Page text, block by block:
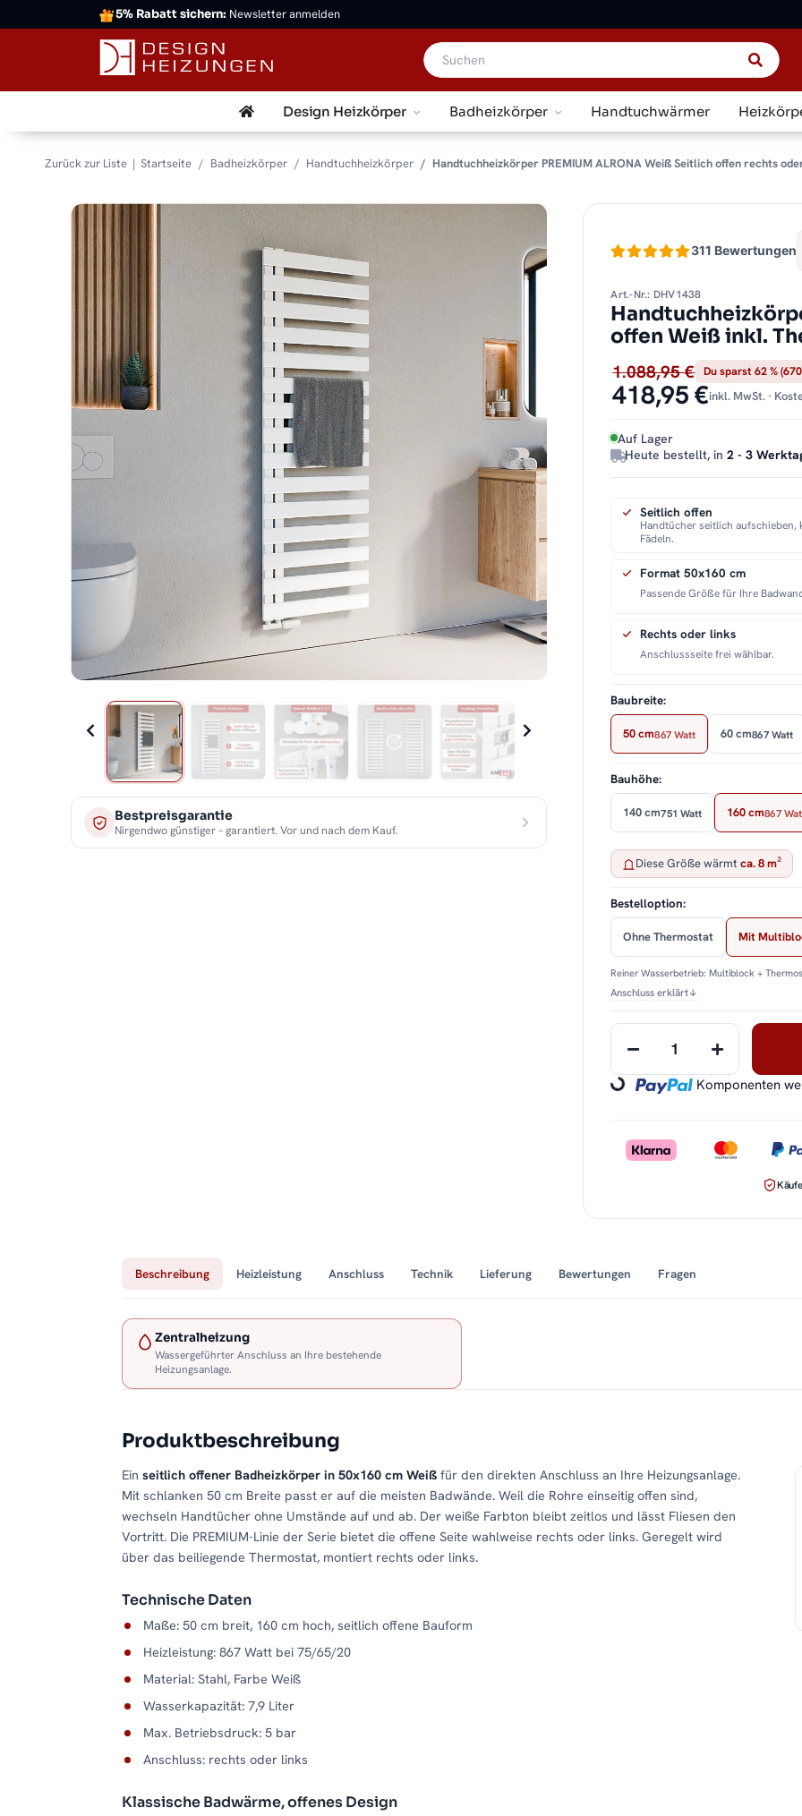
5% Rabatt sichern: Newsletter anmelden
Design Heizkörper Badheizkörper Handtuchwärmer
Zurück zur Liste Startseite Badheizkörper Handtuchheizkörper Handtuchheizkörper PREMIUM ALRONA Weiß Seitlich offen rechts
Bestpreisgarantie
Nirgendwo günstiger – garantiert. Vor und nach dem Kauf.
311 Bewertungen
Art.-Nr.: DHV1438
offen Weiß inkl.
1.088,95 € Du sparst 62 %
418,95 €inkl. MwSt. ·
Auf Lager
Heute bestellt, in2 - 3
Seitlich offen
Handtücher seitlich aufschieben,
Fädeln.
Format 50x160 cm
Passende Größe für Ihre
Rechts oder links
Anschlussseite frei wählbar.
Baubreite:
50 cm867 Watt 60 cm867 Watt
Bauhöhe:
140 cm751 Watt 160 cm867
Diese Größe wärmtca. 8 m²
Bestelloption:
Ohne Thermostat Mit
Reiner Wasserbetrieb: Multiblock +
Anschluss erklärt↓
Loading... Komponenten
Beschreibung Heizleistung Anschluss Technik Lieferung Bewertungen Fragen
Zentralheizung
Wassergeführter Anschluss an Ihre bestehende
Heizungsanlage.
Produktbeschreibung
Ein seitlich offener Badheizkörper in 50x160 cm Weiß für den direkten Anschluss an Ihre Heizungsanlage.
Mit schlanken 50 cm Breite passt er auf die meisten Badwände. Weil die Rohre einseitig offen sind,
wechseln Handtücher ohne Umstände auf und ab. Der weiße Farbton bleibt zeitlos und lässt Fliesen den
Vortritt. Die PREMIUM-Linie der Serie bietet die offene Seite wahlweise rechts oder links. Geregelt wird
über das beiliegende Thermostat, montiert rechts oder links.
Technische Daten
Maße: 50 cm breit, 160 cm hoch, seitlich offene Bauform
Heizleistung: 867 Watt bei 75/65/20
Material: Stahl, Farbe Weiß
Wasserkapazität: 7,9 Liter
Max. Betriebsdruck: 5 bar
Anschluss: rechts oder links
Klassische Badwärme, offenes Design